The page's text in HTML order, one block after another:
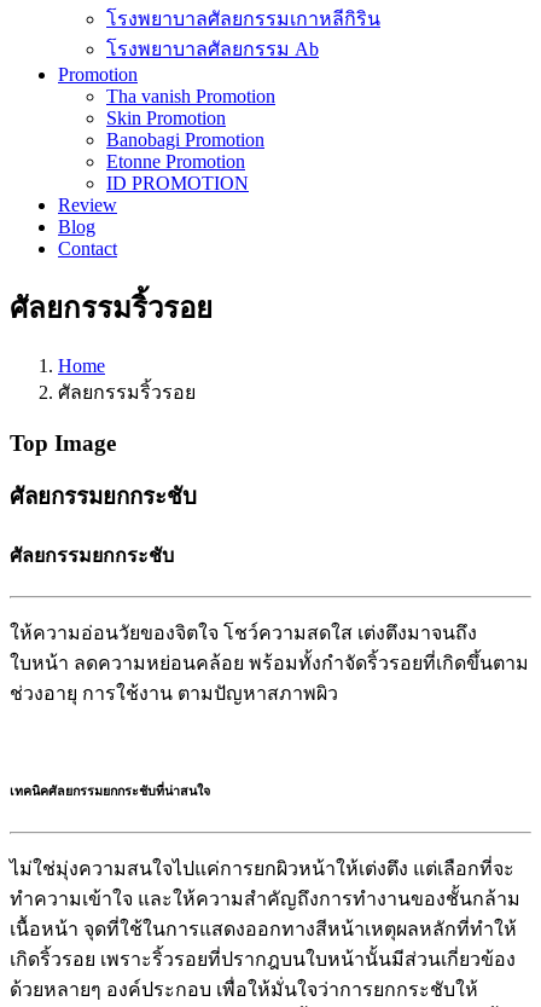
โรงพยาบาลศัลยกรรมเกาหลีกิริน
โรงพยาบาลศัลยกรรม Ab
Promotion
Tha vanish Promotion
Skin Promotion
Banobagi Promotion
Etonne Promotion
ID PROMOTION
Review
Blog
Contact
ศัลยกรรมริ้วรอย
Home
ศัลยกรรมริ้วรอย
Top Image
ศัลยกรรมยกกระชับ
ศัลยกรรมยกกระชับ
ให้ความอ่อนวัยของจิตใจ โชว์ความสดใส เต่งตึงมาจนถึง
ใบหน้า ลดความหย่อนคล้อย พร้อมทั้งกำจัดริ้วรอยที่เกิดขึ้นตาม
ช่วงอายุ การใช้งาน ตามปัญหาสภาพผิว
เทคนิคศัลยกรรมยกกระชับที่น่าสนใจ
ไม่ใช่มุ่งความสนใจไปแค่การยกผิวหน้าให้เต่งตึง แต่เลือกที่จะ
ทำความเข้าใจ และให้ความสำคัญถึงการทำงานของชั้นกล้าม
เนื้อหน้า จุดที่ใช้ในการแสดงออกทางสีหน้าเหตุผลหลักที่ทำให้
เกิดริ้วรอย เพราะริ้วรอยที่ปรากฎบนใบหน้านั้นมีส่วนเกี่ยวข้อง
ด้วยหลายๆ องค์ประกอบ เพื่อให้มั่นใจว่าการยกกระชับให้